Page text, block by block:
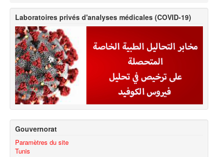
Laboratoires privés d'analyses médicales (COVID-19)
Gouvernorat
Paramètres du site
Tunis